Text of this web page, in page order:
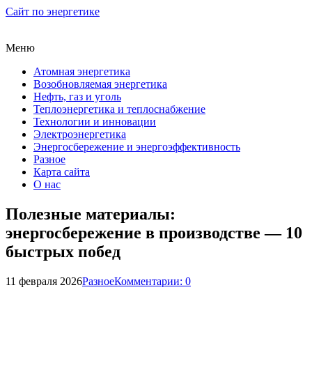
Сайт по энергетике
Меню
Атомная энергетика
Возобновляемая энергетика
Нефть, газ и уголь
Теплоэнергетика и теплоснабжение
Технологии и инновации
Электроэнергетика
Энергосбережение и энергоэффективность
Разное
Карта сайта
О нас
Полезные материалы:
энергосбережение в производстве — 10
быстрых побед
11 февраля 2026РазноеКомментарии: 0